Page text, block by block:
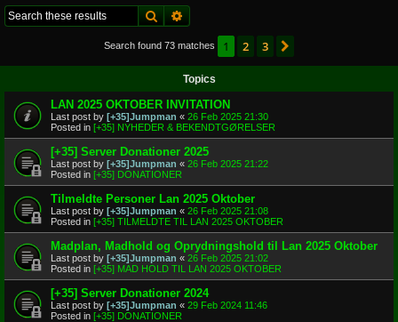
Search
Search found 73 matches 1 2 3
Topics
LAN 2025 OKTOBER INVITATION
Last post by [+35]Jumpman « 26 Feb 2025 21:30
Posted in [+35] NYHEDER & BEKENDTGØRELSER
[+35] Server Donationer 2025
Last post by [+35]Jumpman « 26 Feb 2025 21:22
Posted in [+35] DONATIONER
Tilmeldte Personer Lan 2025 Oktober
Last post by [+35]Jumpman « 26 Feb 2025 21:08
Posted in [+35] TILMELDTE TIL LAN 2025 OKTOBER
Madplan, Madhold og Oprydningshold til Lan 2025 Oktober
Last post by [+35]Jumpman « 26 Feb 2025 21:02
Posted in [+35] MAD HOLD TIL LAN 2025 OKTOBER
[+35] Server Donationer 2024
Last post by [+35]Jumpman « 29 Feb 2024 11:46
Posted in [+35] DONATIONER